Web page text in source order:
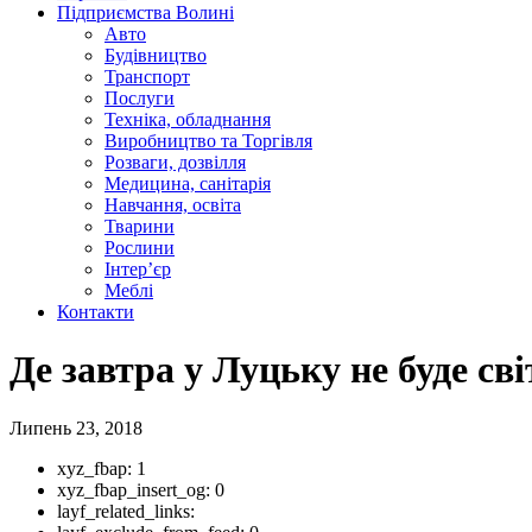
Підприємства Волині
Авто
Будівництво
Транспорт
Послуги
Техніка, обладнання
Виробництво та Торгівля
Розваги, дозвілля
Медицина, санітарія
Навчання, освіта
Тварини
Рослини
Інтер’єр
Меблі
Контакти
Де завтра у Луцьку не буде
Липень 23, 2018
xyz_fbap: 1
xyz_fbap_insert_og: 0
layf_related_links: